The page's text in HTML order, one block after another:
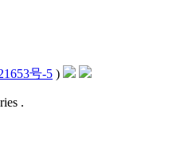
号-5 )
.